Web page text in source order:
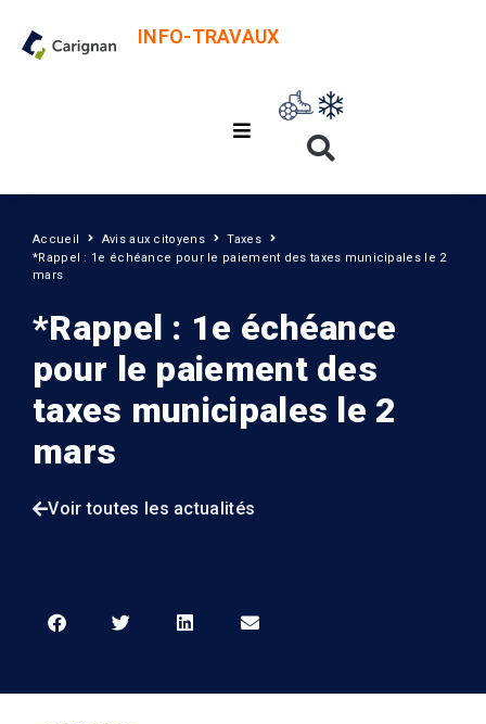
INFO-TRAVAUX
Accueil Avis aux citoyens
Taxes
*Rappel : 1e échéance pour le paiement des taxes municipales le 2
mars
*Rappel : 1e échéance
pour le paiement des
taxes municipales le 2
mars
Voir toutes les actualités